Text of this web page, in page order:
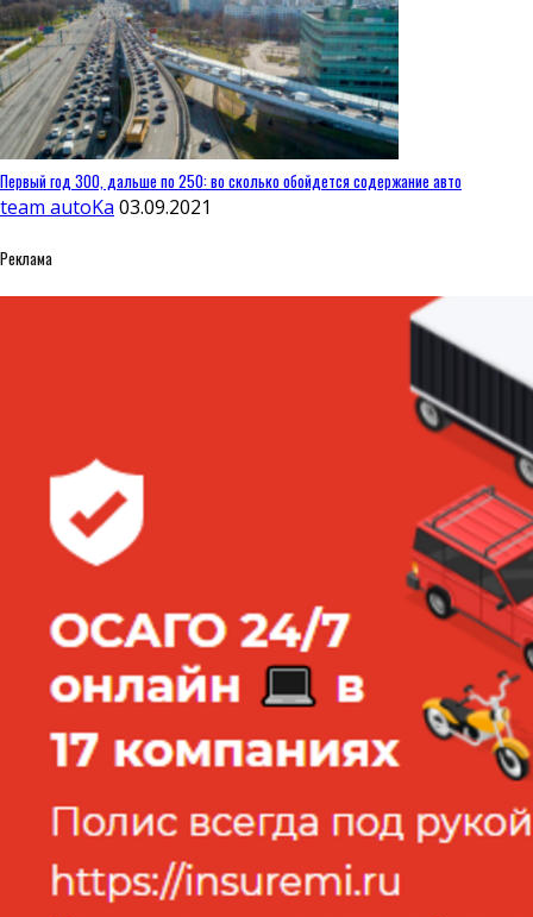
Первый год 300, дальше по 250: во сколько обойдется содержание авто
team autoKa 03.09.2021
Реклама